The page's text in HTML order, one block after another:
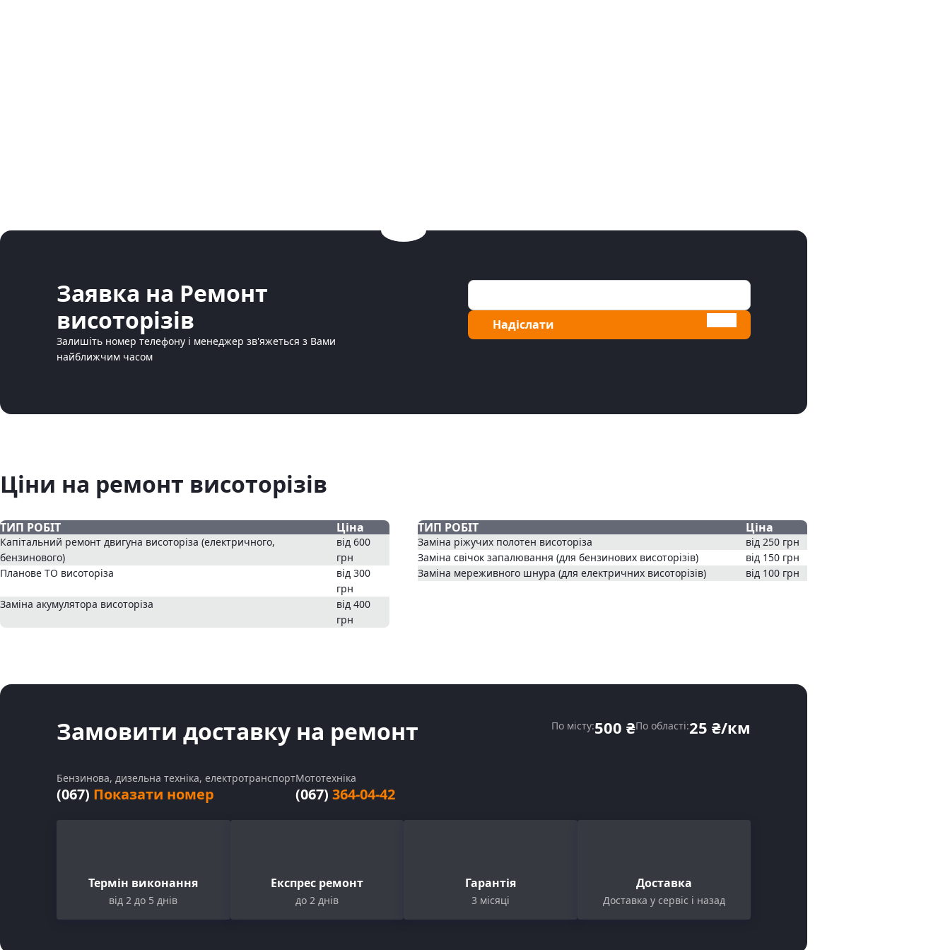
Заявка на Ремонт
висоторізів
Залишіть номер телефону і менеджер зв'яжеться з Вами
найближчим часом
Надіслати
Ціни на ремонт висоторізів
ТИП РОБІТ Ціна
Капітальний ремонт двигуна висоторіза (електричного,
бензинового)
від 600
грн
Планове ТО висоторіза
від 300
грн
Заміна акумулятора висоторіза
від 400
грн
ТИП РОБІТ Ціна
Заміна ріжучих полотен висоторіза
від 250 грн
Заміна свічок запалювання (для бензинових висоторізів)
від 150 грн
Заміна мереживного шнура (для електричних висоторізів)
від 100 грн
Замовити доставку на ремонт По місту:500 ₴По області:25 ₴/км
Бензинова, дизельна техніка, електротранспорт
(067) Показати номер
Мототехніка
(067) 364-04-42
Термін виконання
від 2 до 5 днів
Експрес ремонт
до 2 днів
Гарантія
3 місяці
Доставка
Доставка у сервіс і назад